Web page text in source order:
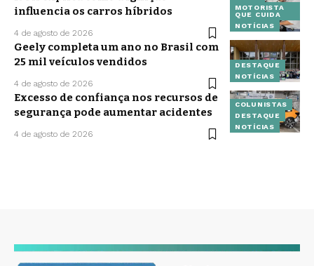
MOTORISTA
QUE CUIDA
NOTÍCIAS
influencia os carros híbridos
4 de agosto de 2026
DESTAQUE
NOTÍCIAS
Geely completa um ano no Brasil com
25 mil veículos vendidos
4 de agosto de 2026
COLUNISTAS
DESTAQUE
NOTÍCIAS
Excesso de confiança nos recursos de
segurança pode aumentar acidentes
4 de agosto de 2026